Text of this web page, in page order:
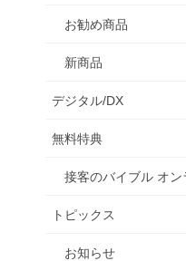
お勧め商品
新商品
デジタル/DX
無料特典
接客のバイブル オン
トピックス
お知らせ